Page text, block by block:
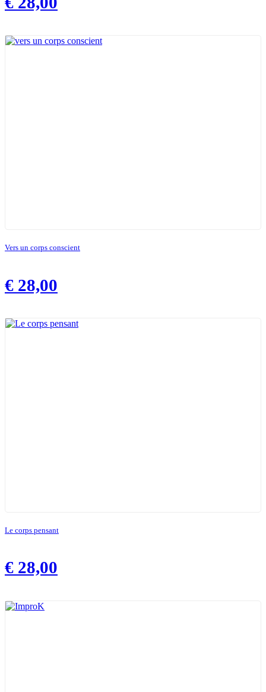
Vers un corps conscient
€ 28,00
Le corps pensant
€ 28,00